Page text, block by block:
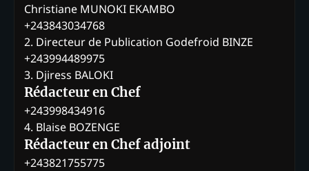
Christiane MUNOKI EKAMBO
+243843034768
2. Directeur de Publication Godefroid BINZE
+243994489975
3. Djiress BALOKI
Rédacteur en Chef
+243998434916
4. Blaise BOZENGE
Rédacteur en Chef adjoint
+243821755775